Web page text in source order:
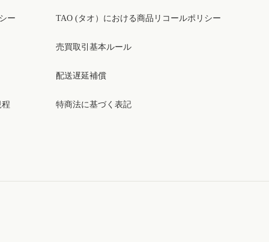
ー TAO (タオ）における商品リコールポリシー
売買取引基本ルール
配送遅延補償
特商法に基づく表記